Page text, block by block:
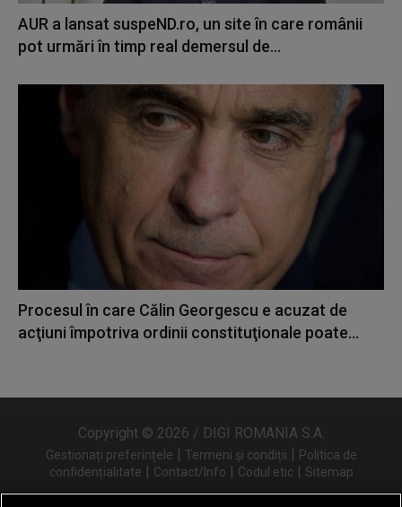
AUR a lansat suspeND.ro, un site în care românii
pot urmări în timp real demersul de...
Procesul în care Călin Georgescu e acuzat de
acţiuni împotriva ordinii constituţionale poate...
Copyright © 2026 / DIGI ROMANIA S.A.
Gestionați preferințele | Termeni și condiții | Politica de
confidențialitate | Contact/Info | Codul etic | Sitemap